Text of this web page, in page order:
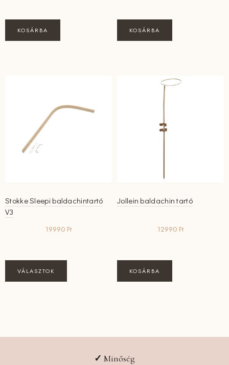
KOSÁRBA KOSÁRBA
Stokke Sleepi baldachintartó
V3
19990 Ft
VÁLASZTOK
a
változatok
Jollein baldachin tartó
12990 Ft
KOSÁRBA
✓ Minőség